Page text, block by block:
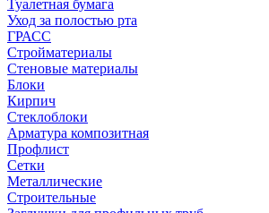
Туалетная бумага
Уход за полостью рта
ГРАСС
Стройматериалы
Стеновые материалы
Блоки
Кирпич
Стеклоблоки
Арматура композитная
Профлист
Сетки
Металлические
Строительные